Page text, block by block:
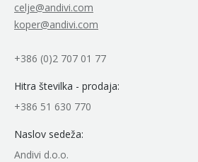
celje@andivi.com
koper@andivi.com
+386 (0)2 707 01 77
Hitra številka - prodaja:
+386 51 630 770
Naslov sedeža:
Andivi d.o.o.